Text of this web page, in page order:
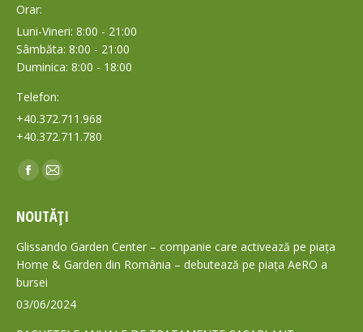
Orar:
Luni-Vineri: 8:00 - 21:00
Sâmbăta: 8:00 - 21:00
Duminica: 8:00 - 18:00
Telefon:
+40.372.711.968
+40.372.711.780
Find us on:
Facebook
opens
in
new
window
Mail
opens
in
new
NOUTĂȚI
Glissando Garden Center – companie care activează pe piața
Home & Garden din România – debutează pe piața AeRO a
bursei
03/06/2024